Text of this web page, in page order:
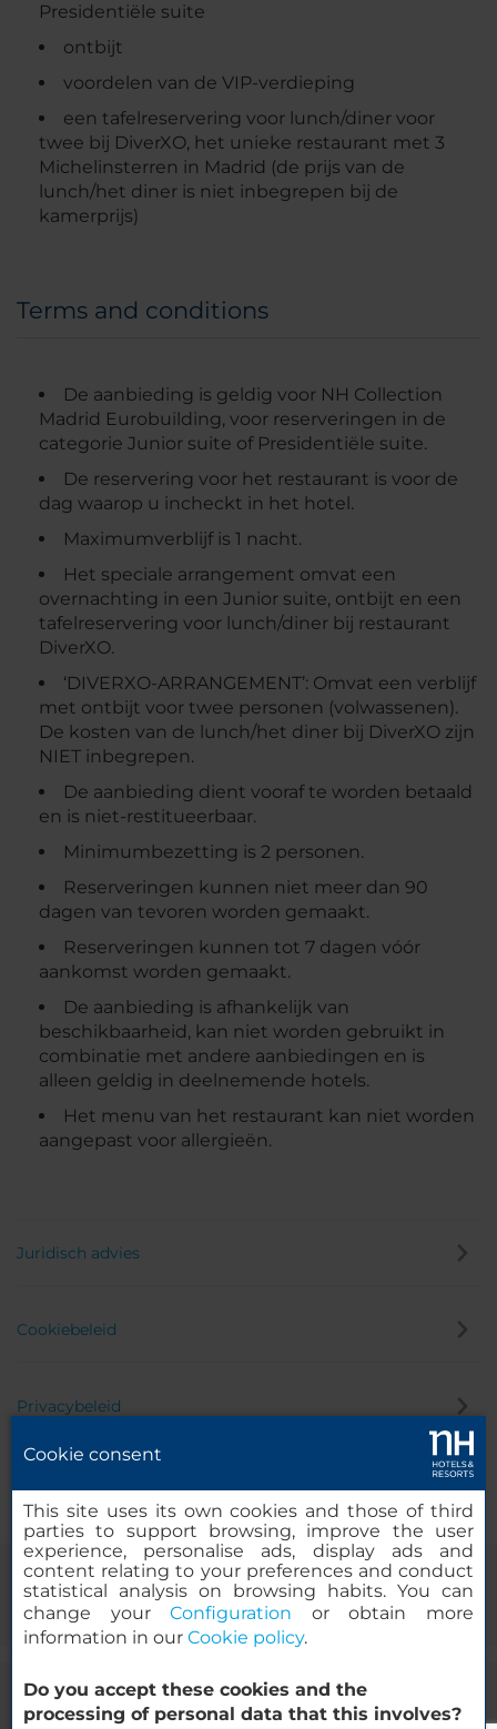
Presidentiële suite
ontbijt
voordelen van de VIP-verdieping
een tafelreservering voor lunch/diner voor
twee bij DiverXO, het unieke restaurant met 3
Michelinsterren in Madrid (de prijs van de
lunch/het diner is niet inbegrepen bij de
kamerprijs)
Terms and conditions
De aanbieding is geldig voor NH Collection
Madrid Eurobuilding, voor reserveringen in de
categorie Junior suite of Presidentiële suite.
De reservering voor het restaurant is voor de
dag waarop u incheckt in het hotel.
Maximumverblijf is 1 nacht.
Het speciale arrangement omvat een
overnachting in een Junior suite, ontbijt en een
tafelreservering voor lunch/diner bij restaurant
DiverXO.
‘DIVERXO-ARRANGEMENT’: Omvat een verblijf
met ontbijt voor twee personen (volwassenen).
De kosten van de lunch/het diner bij DiverXO zijn
NIET inbegrepen.
De aanbieding dient vooraf te worden betaald
en is niet-restitueerbaar.
Minimumbezetting is 2 personen.
Reserveringen kunnen niet meer dan 90
dagen van tevoren worden gemaakt.
Reserveringen kunnen tot 7 dagen vóór
aankomst worden gemaakt.
De aanbieding is afhankelijk van
beschikbaarheid, kan niet worden gebruikt in
combinatie met andere aanbiedingen en is
alleen geldig in deelnemende hotels.
Het menu van het restaurant kan niet worden
aangepast voor allergieën.
Juridisch advies
Cookiebeleid
Privacybeleid
© 2000-2026 MINOR HOTELS EUROPE & AMERICAS Santa Engracia
Cookie consent
This site uses its own cookies and those of third
parties to support browsing, improve the user
experience, personalise ads, display ads and
content relating to your preferences and conduct
statistical analysis on browsing habits. You can
change yourConfiguration or obtain more
information in our Cookie policy.
Do you accept these cookies and the
processing of personal data that this involves?